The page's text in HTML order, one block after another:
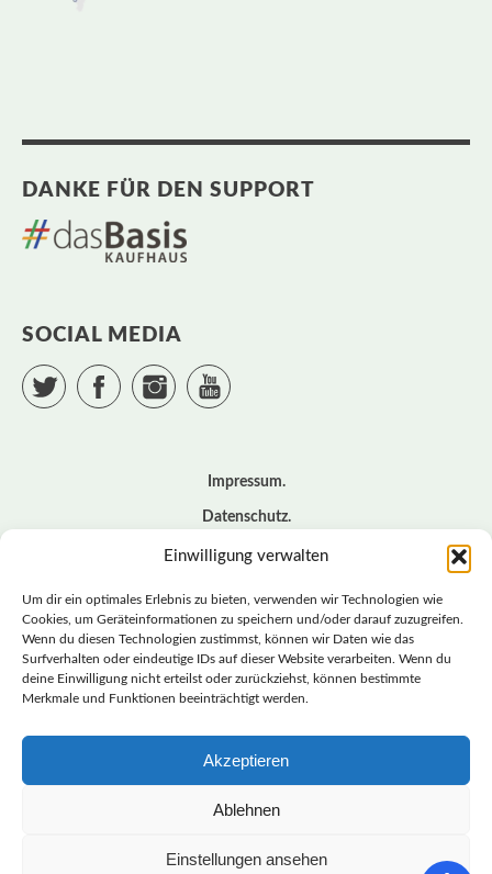
Einwilligung verwalten
Um dir ein optimales Erlebnis zu bieten, verwenden wir Technologien wie
Cookies, um Geräteinformationen zu speichern und/oder darauf zuzugreifen.
Wenn du diesen Technologien zustimmst, können wir Daten wie das
Surfverhalten oder eindeutige IDs auf dieser Website verarbeiten. Wenn du
deine Einwilligung nicht erteilst oder zurückziehst, können bestimmte
Merkmale und Funktionen beeinträchtigt werden.
Akzeptieren
Ablehnen
Einstellungen ansehen
DANKE FÜR DEN SUPPORT
SOCIAL MEDIA
Twitter Facebook Instagram
Impressum
Datenschutz
Cookie – Richtlinie (EU)
© BASISDEMOKRATISCHE PARTEI DEUTSCHLAND *
LANDESVERBAND SACHSEN
LANDESVERBAND
SACHSEN | DIEBASIS
BASISDEMOKRATISCHE PARTEI DEUTSCHLAND –